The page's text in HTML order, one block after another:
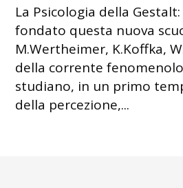
La Psicologia della
fondato questa nuova
M.Wertheimer, K.Koffka,
della corrente
studiano, in un primo
della percezione,...